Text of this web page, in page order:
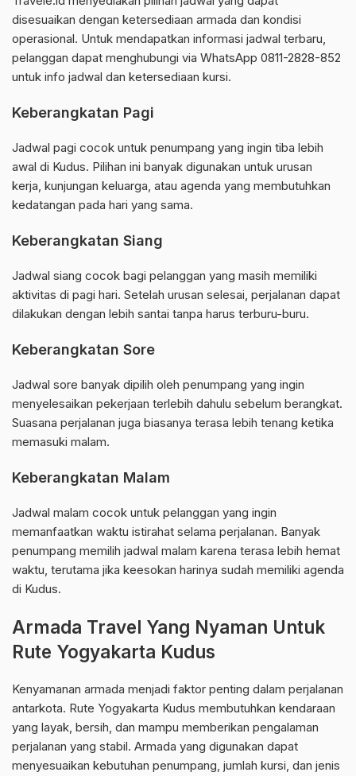
disesuaikan dengan ketersediaan armada dan kondisi
operasional. Untuk mendapatkan informasi jadwal terbaru,
pelanggan dapat menghubungi via WhatsApp 0811-2828-852
untuk info jadwal dan ketersediaan kursi.
Keberangkatan Pagi
Jadwal pagi cocok untuk penumpang yang ingin tiba lebih
awal di Kudus. Pilihan ini banyak digunakan untuk urusan
kerja, kunjungan keluarga, atau agenda yang membutuhkan
kedatangan pada hari yang sama.
Keberangkatan Siang
Jadwal siang cocok bagi pelanggan yang masih memiliki
aktivitas di pagi hari. Setelah urusan selesai, perjalanan dapat
dilakukan dengan lebih santai tanpa harus terburu-buru.
Keberangkatan Sore
Jadwal sore banyak dipilih oleh penumpang yang ingin
menyelesaikan pekerjaan terlebih dahulu sebelum berangkat.
Suasana perjalanan juga biasanya terasa lebih tenang ketika
memasuki malam.
Keberangkatan Malam
Jadwal malam cocok untuk pelanggan yang ingin
memanfaatkan waktu istirahat selama perjalanan. Banyak
penumpang memilih jadwal malam karena terasa lebih hemat
waktu, terutama jika keesokan harinya sudah memiliki agenda
di Kudus.
Armada Travel Yang Nyaman Untuk
Rute Yogyakarta Kudus
Kenyamanan armada menjadi faktor penting dalam perjalanan
antarkota. Rute Yogyakarta Kudus membutuhkan kendaraan
yang layak, bersih, dan mampu memberikan pengalaman
perjalanan yang stabil. Armada yang digunakan dapat
menyesuaikan kebutuhan penumpang, jumlah kursi, dan jenis